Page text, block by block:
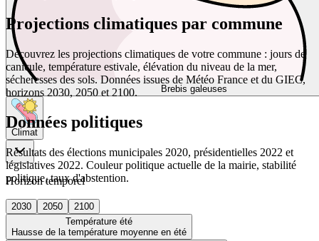
Brebis galeuses
Climat
Horizon temporel
2030 2050
2100
Température été
Hausse de la température moyenne en été
Projections climatiques par commune
Découvrez les projections climatiques de votre commune : jours de
canicule, température estivale, élévation du niveau de la mer,
sécheresses des sols. Données issues de Météo France et du GIEC,
horizons 2030, 2050 et 2100.
Données politiques
Résultats des élections municipales 2020, présidentielles 2022 et
législatives 2022. Couleur politique actuelle de la mairie, stabilité
politique, taux d'abstention.